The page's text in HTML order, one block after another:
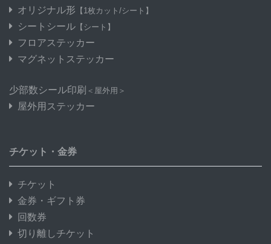
オリジナル形 【1枚カット/シート】
シートシール 【シート】
フロアステッカー
マグネットステッカー
少部数シール印刷 ＜屋外用＞
屋外用ステッカー
チケット・金券
チケット
金券・ギフト券
回数券
切り離しチケット